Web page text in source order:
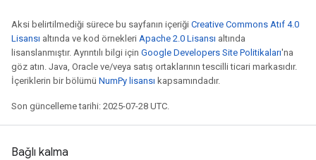
Aksi belirtilmediği sürece bu sayfanın içeriği Creative Commons Atıf 4.0
Lisansı altında ve kod örnekleri Apache 2.0 Lisansı altında
lisanslanmıştır. Ayrıntılı bilgi için Google Developers Site Politikaları'na
göz atın. Java, Oracle ve/veya satış ortaklarının tescilli ticari markasıdır.
İçeriklerin bir bölümü NumPy lisansı kapsamındadır.
Son güncelleme tarihi: 2025-07-28 UTC.
Bağlı kalma